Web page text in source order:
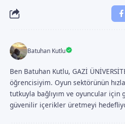
Batuhan Kutlu
Ben Batuhan Kutlu, GAZİ
öğrencisiyim. Oyun sektörünün
tutkuyla bağlıyım ve oyuncular için
güvenilir içerikler üretmeyi